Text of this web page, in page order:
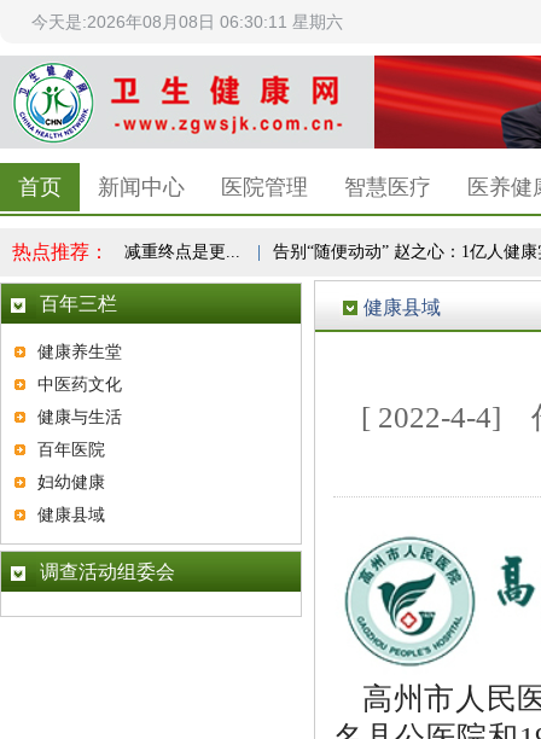
今天是:2026年08月08日 06:30:11 星期六
首页 新闻中心 医院管理 智慧医疗 医养健
热点推荐：
民健康共识，减重终点是更... 告别“随便动动” 赵之心：1亿人健康
健康县域
[ 2022-4-4]
高州市人民
百年三栏
健康养生堂
中医药文化
健康与生活
百年医院
妇幼健康
健康县域
调查活动组委会